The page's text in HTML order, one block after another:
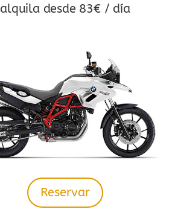
alquila desde 83€ / día
Reservar